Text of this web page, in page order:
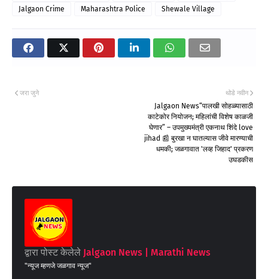
Jalgaon Crime
Maharashtra Police Shewale Village
थोडे नवीन
Jalgaon News“पालखी सोहळ्यासाठी
काटेकोर नियोजन; महिलांची विशेष काळजी
घेणार” – उपमुख्यमंत्री एकनाथ शिंदे love
jihad 📰 बुरखा न घातल्यास जीवे मारण्याची
धमकी; जळगावात 'लव्ह जिहाद' प्रकरण
उघडकीस
जरा जुने
द्वारा पोस्ट केलेले Jalgaon News | Marathi News
"न्यूज म्हणजे जळगाव न्यूज"